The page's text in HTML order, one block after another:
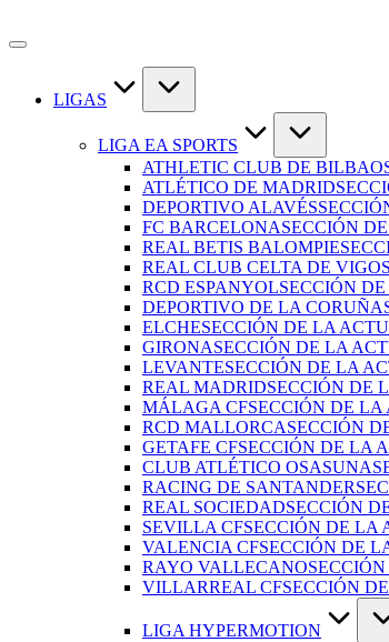
al
LIGAS
LIGA EA SPORTS
ATHLETIC CLUB DE BILBAO
ATLÉTICO DE MADRID
DEPORTIVO ALAVÉS
FC BARCELONASECCIÓN
REAL BETIS BALOMPIE
REAL CLUB CELTA DE VIGO
RCD ESPANYOLSECCIÓN
DEPORTIVO DE LA CORUÑA
ELCHESECCIÓN DE LA
GIRONASECCIÓN DE LA
LEVANTESECCIÓN DE LA
REAL MADRIDSECCIÓN DE
MÁLAGA CFSECCIÓN DE
RCD MALLORCASECCIÓN
GETAFE CFSECCIÓN DE LA
CLUB ATLÉTICO OSASUNA
RACING DE SANTANDER
REAL SOCIEDADSECCIÓN
SEVILLA CFSECCIÓN DE LA
VALENCIA CFSECCIÓN DE
RAYO VALLECANO
VILLARREAL CFSECCIÓN
LIGA HYPERMOTION